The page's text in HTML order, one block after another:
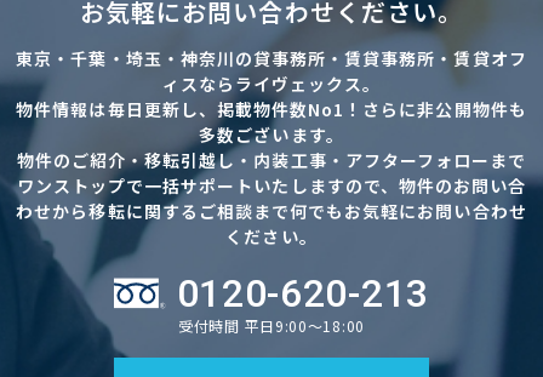
お気軽にお問い合わせください。
東京・千葉・埼玉・神奈川の貸事務所・賃貸事務所・賃貸オフ
ィスならライヴェックス。
物件情報は毎日更新し、掲載物件数No1！さらに非公開物件も
多数ございます。
物件のご紹介・移転引越し・内装工事・アフターフォローまで
ワンストップで一括サポートいたしますので、物件のお問い合
わせから移転に関するご相談まで何でもお気軽にお問い合わせ
ください。
0120-620-213
受付時間 平日9:00～18:00